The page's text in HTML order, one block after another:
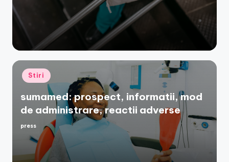
Posted
in
Stiri
sumamed: prospect, informatii, mod
de administrare, reactii adverse
Posted
press